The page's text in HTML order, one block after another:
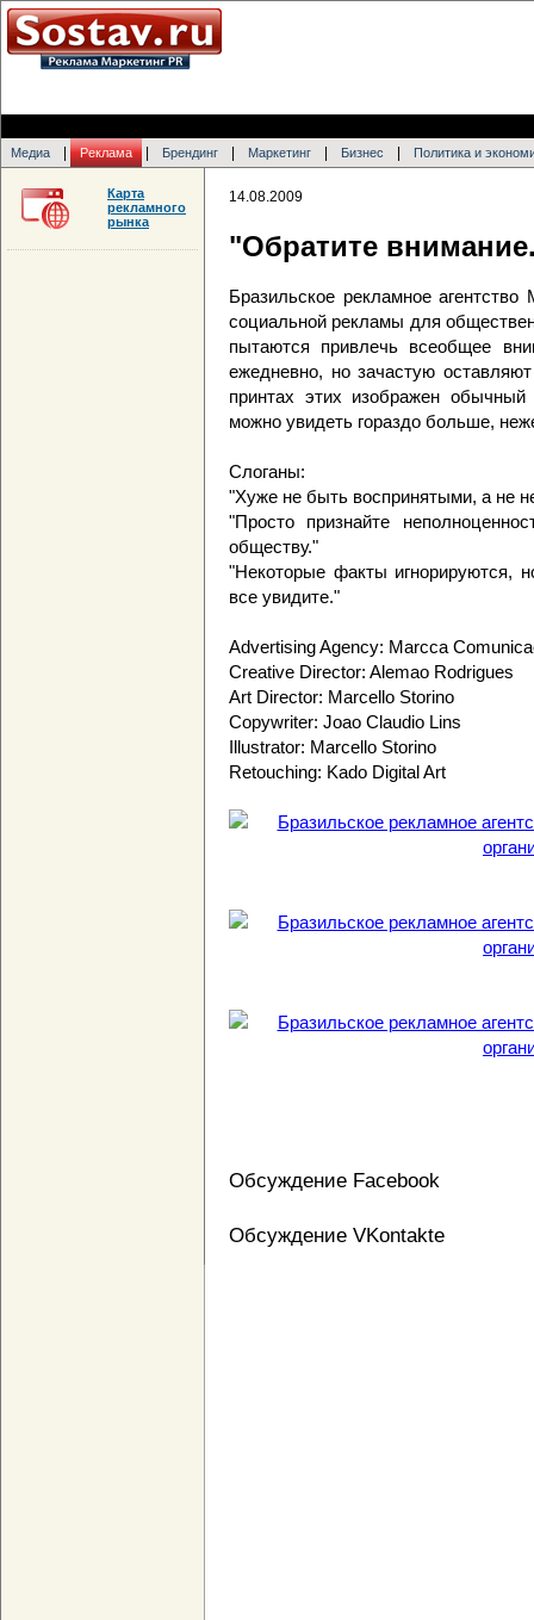
Медиа Реклама Брендинг Маркетинг Бизнес Политика и
14.08.2009
"Обратите
Бразильское рекламное
социальной рекламы для
пытаются привлечь всеобщее
ежедневно, но зачастую
принтах этих изображен
можно увидеть гораздо больше,
Слоганы:
"Хуже не быть воспринятыми, а не
"Просто признайте
обществу."
"Некоторые факты игнорируются,
все увидите."
Advertising Agency: Marcca
Creative Director: Alemao Rodrigues
Art Director: Marcello Storino
Copywriter: Joao Claudio Lins
Illustrator: Marcello Storino
Retouching: Kado Digital Art
Обсуждение Facebook
Обсуждение VKontakte
Карта
рекламного
рынка